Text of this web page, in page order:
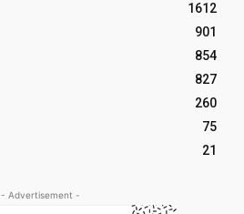
1612
901
854
827
260
75
21
- Advertisement -